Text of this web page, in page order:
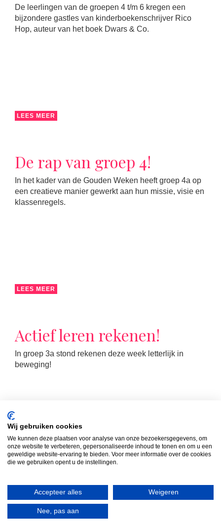
De leerlingen van de groepen 4 t/m 6 kregen een
bijzondere gastles van kinderboekenschrijver Rico
Hop, auteur van het boek Dwars & Co.
LEES MEER
De rap van groep 4!
In het kader van de Gouden Weken heeft groep 4a op
een creatieve manier gewerkt aan hun missie, visie en
klassenregels.
LEES MEER
Actief leren rekenen!
In groep 3a stond rekenen deze week letterlijk in
beweging!
LEES MEER
Formatie schooljaar ’25 –
’26
Wij gebruiken cookies
We kunnen deze plaatsen voor analyse van onze bezoekersgegevens, om
onze website te verbeteren, gepersonaliseerde inhoud te tonen en om u een
geweldige website-ervaring te bieden. Voor meer informatie over de cookies
die we gebruiken opent u de instellingen.
Accepteer alles Weigeren
Nee, pas aan